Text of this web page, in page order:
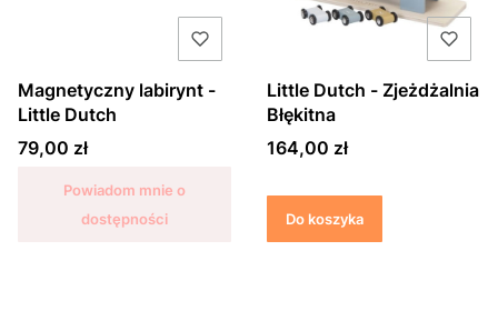
Magnetyczny labirynt -
Little Dutch
Cena
79,00 zł
Powiadom mnie o
dostępności
Little Dutch - Zjeżdżalnia
Błękitna
Cena
164,00 zł
Do koszyka